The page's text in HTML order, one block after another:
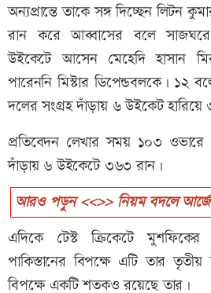
অন্যপ্রান্তে তাকে সঙ্গ দিচ্ছেন লিটন
রান করে আব্বাসের বলে
উইকেটে আসেন মেহেদি হাসান
পারেননি মিস্টার ডিপেন্ডবলকে। ১২
দলের সংগ্রহ দাঁড়ায় ৬ উইকেট
প্রতিবেদন লেখার সময় ১০৩ ওভারে
দাঁড়ায় ৬ উইকেটে ৩৬৩ রান।
আরও পড়ুন <<>> নিয়ম বদলে
এদিকে টেস্ট ক্রিকেটে
পাকিস্তানের বিপক্ষে এটি তার
বিপক্ষে একটি শতকও রয়েছে তার।